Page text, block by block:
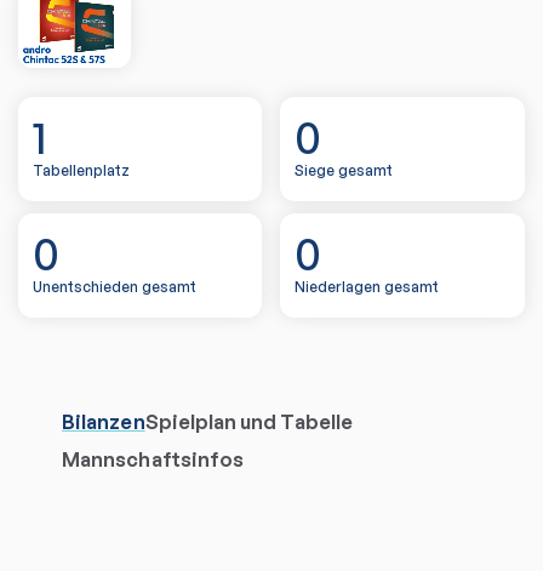
1
Tabellenplatz
0
Siege gesamt
0
Unentschieden gesamt
0
Niederlagen gesamt
BilanzenSpielplan und Tabelle
Mannschaftsinfos